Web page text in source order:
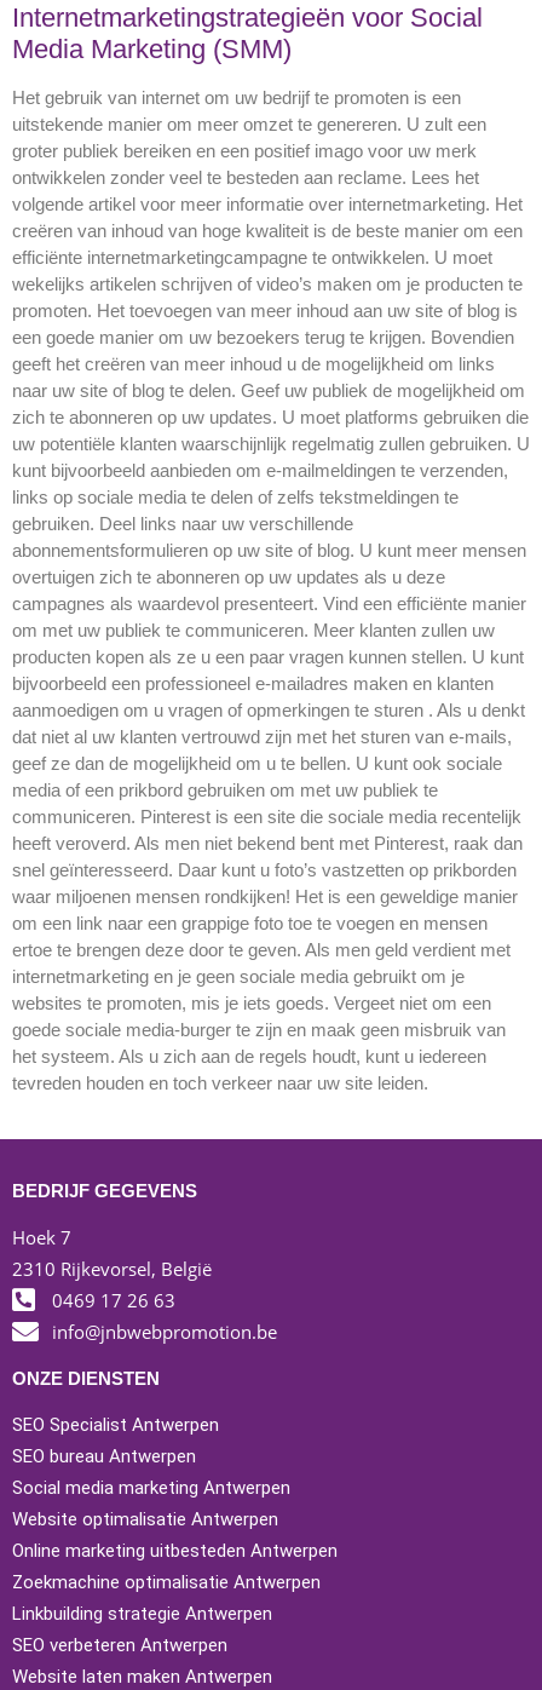
Internetmarketingstrategieën voor Social
Media Marketing (SMM)
Het gebruik van internet om uw bedrijf te promoten is een
uitstekende manier om meer omzet te genereren. U zult een
groter publiek bereiken en een positief imago voor uw merk
ontwikkelen zonder veel te besteden aan reclame. Lees het
volgende artikel voor meer informatie over internetmarketing. Het
creëren van inhoud van hoge kwaliteit is de beste manier om een
efficiënte internetmarketingcampagne te ontwikkelen. U moet
wekelijks artikelen schrijven of video’s maken om je producten te
promoten. Het toevoegen van meer inhoud aan uw site of blog is
een goede manier om uw bezoekers terug te krijgen. Bovendien
geeft het creëren van meer inhoud u de mogelijkheid om links
naar uw site of blog te delen. Geef uw publiek de mogelijkheid om
zich te abonneren op uw updates. U moet platforms gebruiken die
uw potentiële klanten waarschijnlijk regelmatig zullen gebruiken. U
kunt bijvoorbeeld aanbieden om e-mailmeldingen te verzenden,
links op sociale media te delen of zelfs tekstmeldingen te
gebruiken. Deel links naar uw verschillende
abonnementsformulieren op uw site of blog. U kunt meer mensen
overtuigen zich te abonneren op uw updates als u deze
campagnes als waardevol presenteert. Vind een efficiënte manier
om met uw publiek te communiceren. Meer klanten zullen uw
producten kopen als ze u een paar vragen kunnen stellen. U kunt
bijvoorbeeld een professioneel e-mailadres maken en klanten
aanmoedigen om u vragen of opmerkingen te sturen . Als u denkt
dat niet al uw klanten vertrouwd zijn met het sturen van e-mails,
geef ze dan de mogelijkheid om u te bellen. U kunt ook sociale
media of een prikbord gebruiken om met uw publiek te
communiceren. Pinterest is een site die sociale media recentelijk
heeft veroverd. Als men niet bekend bent met Pinterest, raak dan
snel geïnteresseerd. Daar kunt u foto’s vastzetten op prikborden
waar miljoenen mensen rondkijken! Het is een geweldige manier
om een link naar een grappige foto toe te voegen en mensen
ertoe te brengen deze door te geven. Als men geld verdient met
internetmarketing en je geen sociale media gebruikt om je
websites te promoten, mis je iets goeds. Vergeet niet om een
goede sociale media-burger te zijn en maak geen misbruik van
het systeem. Als u zich aan de regels houdt, kunt u iedereen
tevreden houden en toch verkeer naar uw site leiden.
BEDRIJF GEGEVENS
Hoek 7
2310 Rijkevorsel, België
0469 17 26 63
info@jnbwebpromotion.be
ONZE DIENSTEN
SEO Specialist Antwerpen
SEO bureau Antwerpen
Social media marketing Antwerpen
Website optimalisatie Antwerpen
Online marketing uitbesteden Antwerpen
Zoekmachine optimalisatie Antwerpen
Linkbuilding strategie Antwerpen
SEO verbeteren Antwerpen
Website laten maken Antwerpen